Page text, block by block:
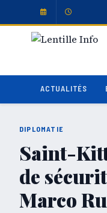
ACTUALITÉS
DIPLOMATIE
Saint-
de
Marco